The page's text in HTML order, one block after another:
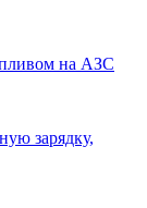
на АЗС
зарядку,